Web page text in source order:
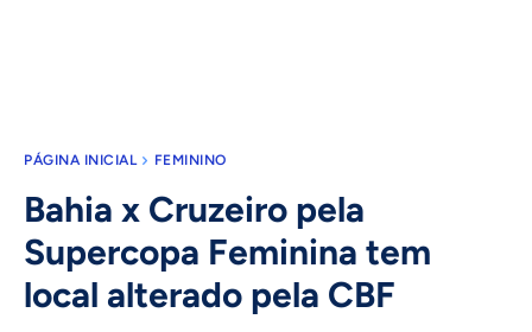
PÁGINA INICIAL FEMININO
Bahia x Cruzeiro pela
Supercopa Feminina tem
local alterado pela CBF